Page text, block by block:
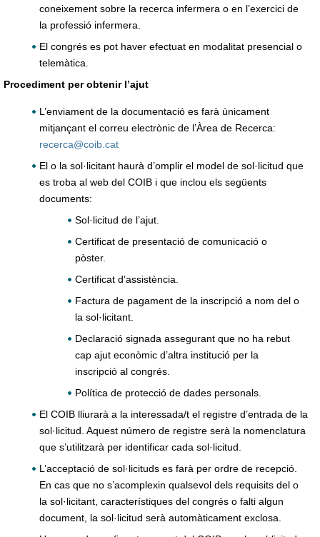
coneixement sobre la recerca infermera o en l’exercici de
la professió infermera.
El congrés es pot haver efectuat en modalitat presencial o
telemàtica.
Procediment per obtenir l’ajut
L’enviament de la documentació es farà únicament
mitjançant el correu electrònic de l’Àrea de Recerca:
recerca@coib.cat
El o la sol·licitant haurà d’omplir el model de sol·licitud que
es troba al web del COIB i que inclou els següents
documents:
Sol·licitud de l’ajut.
Certificat de presentació de comunicació o
pòster.
Certificat d’assistència.
Factura de pagament de la inscripció a nom del o
la sol·licitant.
Declaració signada assegurant que no ha rebut
cap ajut econòmic d’altra institució per la
inscripció al congrés.
Política de protecció de dades personals.
El COIB lliurarà a la interessada/t el registre d’entrada de la
sol·licitud. Aquest número de registre serà la nomenclatura
que s’utilitzarà per identificar cada sol·licitud.
L’acceptació de sol·licituds es farà per ordre de recepció.
En cas que no s’acomplexin qualsevol dels requisits del o
la sol·licitant, característiques del congrés o falti algun
document, la sol·licitud serà automàticament exclosa.